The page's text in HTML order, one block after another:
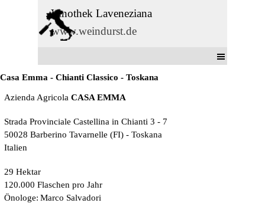
Vinothek Laveneziana
www.weindurst.de
Casa Emma - Chianti Classico - Toskana
Azienda Agricola CASA EMMA
Strada Provinciale Castellina in Chianti 3 - 7
50028 Barberino Tavarnelle (FI) - Toskana
Italien
29 Hektar
120.000 Flaschen pro Jahr
Önologe: Marco Salvadori